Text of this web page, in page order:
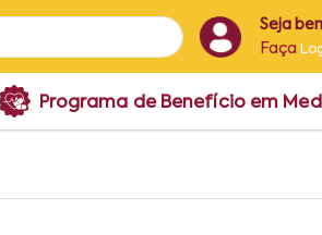
Seja
Faça
Programa de Benefício em